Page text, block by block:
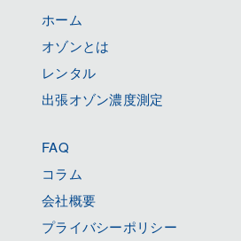
ホーム
オゾンとは
レンタル
出張オゾン濃度測定
FAQ
コラム
会社概要
プライバシーポリシー